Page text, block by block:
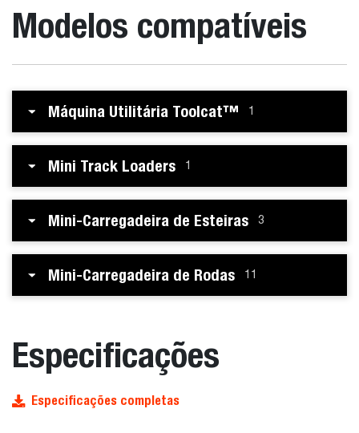
Modelos compatíveis
Máquina Utilitária Toolcat™ 1
Mini Track Loaders 1
Mini-Carregadeira de Esteiras 3
Mini-Carregadeira de Rodas 11
Especificações
Especificações completas